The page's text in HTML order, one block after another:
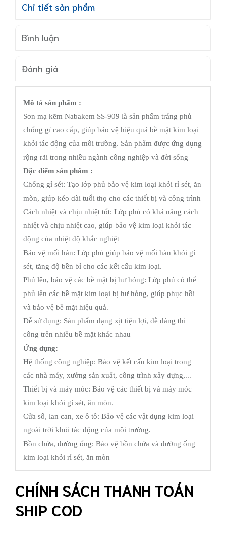
Chi tiết sản phẩm
Bình luận
Đánh giá
Mô tả sản phẩm :
Sơn mạ kẽm Nabakem SS-909 là sản phẩm tráng phủ
chống gỉ cao cấp, giúp bảo vệ hiệu quả bề mặt kim loại
khỏi tác động của môi trường. Sản phẩm được ứng dụng
rộng rãi trong nhiều ngành công nghiệp và đời sống
Đặc điểm sản phẩm :
Chống gỉ sét: Tạo lớp phủ bảo vệ kim loại khỏi rỉ sét, ăn
mòn, giúp kéo dài tuổi thọ cho các thiết bị và công trình
Cách nhiệt và chịu nhiệt tốt: Lớp phủ có khả năng cách
nhiệt và chịu nhiệt cao, giúp bảo vệ kim loại khỏi tác
động của nhiệt độ khắc nghiệt
Bảo vệ mối hàn: Lớp phủ giúp bảo vệ mối hàn khỏi gỉ
sét, tăng độ bền bỉ cho các kết cấu kim loại.
Phủ lên, bảo vệ các bề mặt bị hư hỏng: Lớp phủ có thể
phủ lên các bề mặt kim loại bị hư hỏng, giúp phục hồi
và bảo vệ bề mặt hiệu quả.
Dễ sử dụng: Sản phẩm dạng xịt tiện lợi, dễ dàng thi
công trên nhiều bề mặt khác nhau
Ứng dụng:
Hệ thống công nghiệp: Bảo vệ kết cấu kim loại trong
các nhà máy, xưởng sản xuất, công trình xây dựng,...
Thiết bị và máy móc: Bảo vệ các thiết bị và máy móc
kim loại khỏi gỉ sét, ăn mòn.
Cửa sổ, lan can, xe ô tô: Bảo vệ các vật dụng kim loại
ngoài trời khỏi tác động của môi trường.
Bồn chứa, đường ống: Bảo vệ bồn chứa và đường ống
kim loại khỏi rỉ sét, ăn mòn
CHÍNH SÁCH THANH TOÁN
SHIP COD